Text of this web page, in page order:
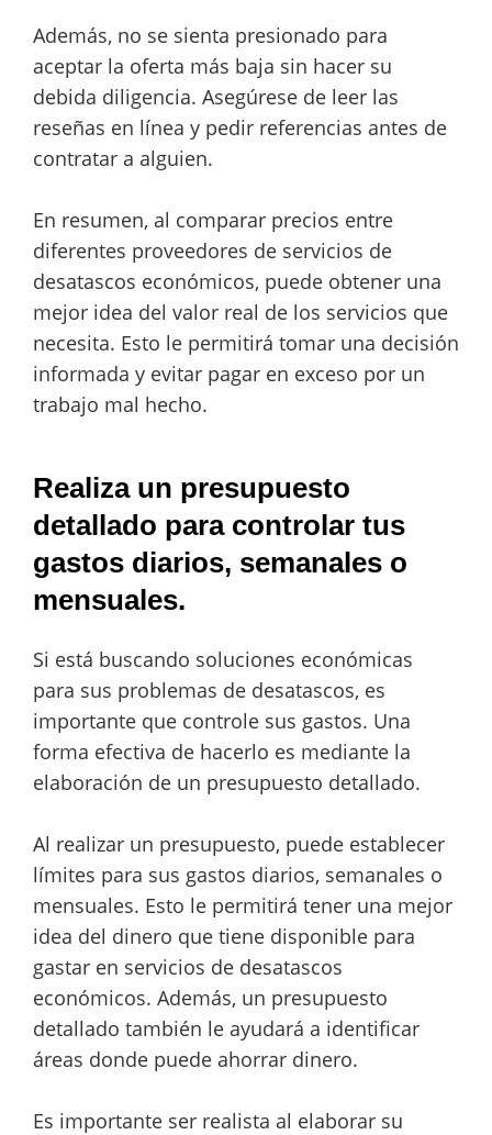
Además, no se sienta presionado para
aceptar la oferta más baja sin hacer su
debida diligencia. Asegúrese de leer las
reseñas en línea y pedir referencias antes de
contratar a alguien.
En resumen, al comparar precios entre
diferentes proveedores de servicios de
desatascos económicos, puede obtener una
mejor idea del valor real de los servicios que
necesita. Esto le permitirá tomar una decisión
informada y evitar pagar en exceso por un
trabajo mal hecho.
Realiza un presupuesto
detallado para controlar tus
gastos diarios, semanales o
mensuales.
Si está buscando soluciones económicas
para sus problemas de desatascos, es
importante que controle sus gastos. Una
forma efectiva de hacerlo es mediante la
elaboración de un presupuesto detallado.
Al realizar un presupuesto, puede establecer
límites para sus gastos diarios, semanales o
mensuales. Esto le permitirá tener una mejor
idea del dinero que tiene disponible para
gastar en servicios de desatascos
económicos. Además, un presupuesto
detallado también le ayudará a identificar
áreas donde puede ahorrar dinero.
Es importante ser realista al elaborar su